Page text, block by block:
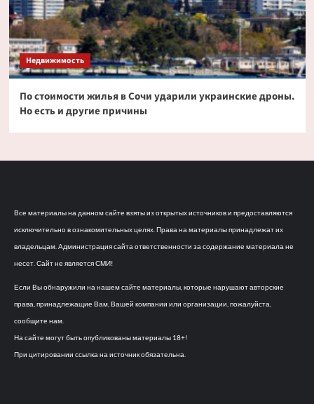
Недвижимость
По стоимости жилья в Сочи ударили украинские дроны.
Но есть и другие причины
Все материалы на данном сайте взяты из открытых источников и предоставляются
исключительно в ознакомительных целях. Права на материалы принадлежат их
владельцам. Администрация сайта ответственности за содержание материала не
несет. Сайт не является СМИ!
Если Вы обнаружили на нашем сайте материалы, которые нарушают авторские
права, принадлежащие Вам, Вашей компании или организации, пожалуйста,
сообщите нам.
На сайте могут быть опубликованы материалы 18+!
При цитировании ссылка на источник обязательна.